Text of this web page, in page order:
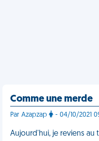
Comme une merde
Par Azapzap - 04/10/2021
Aujourd'hui, je reviens au